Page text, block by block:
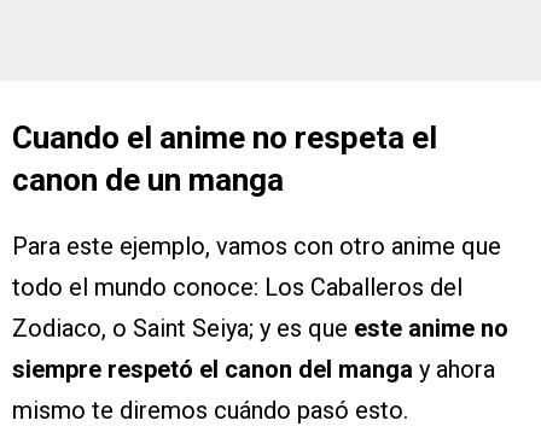
Cuando el anime no respeta el
canon de un manga
Para este ejemplo, vamos con otro anime que
todo el mundo conoce: Los Caballeros del
Zodiaco, o Saint Seiya; y es que este anime no
siempre respetó el canon del manga y ahora
mismo te diremos cuándo pasó esto.